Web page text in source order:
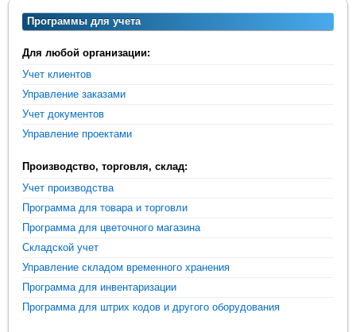
Программы для учета
Для любой организации:
Учет клиентов
Управление заказами
Учет документов
Управление проектами
Производство, торговля, склад:
Учет производства
Программа для товара и торговли
Программа для цветочного магазина
Складской учет
Управление складом временного хранения
Программа для инвентаризации
Программа для штрих кодов и другого оборудования